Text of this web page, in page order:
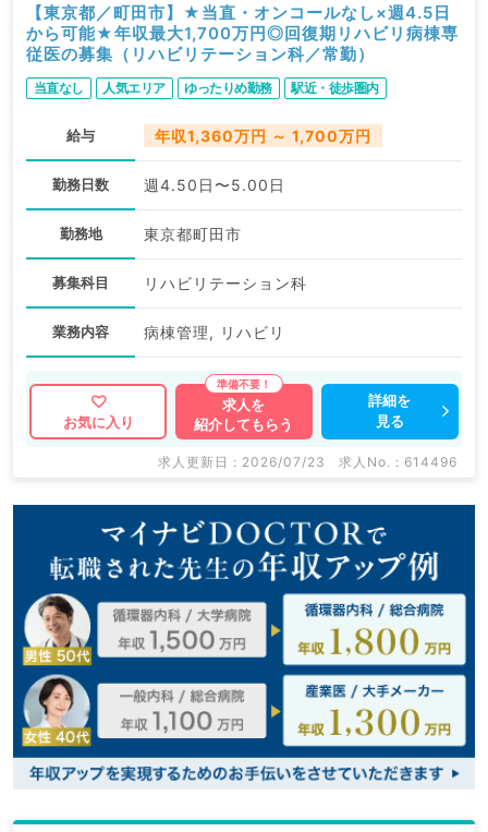
【東京都／町田市】★当直・オンコールなし×週4.5日
から可能★年収最大1,700万円◎回復期リハビリ病棟専
従医の募集（リハビリテーション科／常勤）
当直なし 人気エリア ゆったりめ勤務 駅近・徒歩圏内
給与 年収1,360万円 ～ 1,700万円
勤務日数 週4.50日〜5.00日
勤務地 東京都町田市
募集科目 リハビリテーション科
業務内容 病棟管理, リハビリ
お気に入り
求人を
紹介してもらう
詳細を
見る
求人更新日 : 2026/07/23 求人No. : 614496